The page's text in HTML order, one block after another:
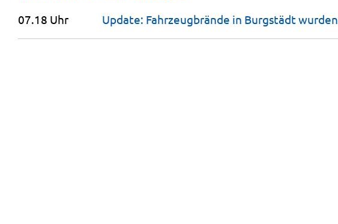
07.18 Uhr Update: Fahrzeugbrände in Burgstädt wurden